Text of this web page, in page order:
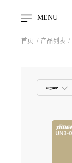
MENU
首页 产品列表